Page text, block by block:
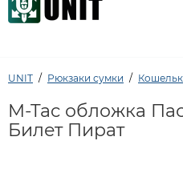
UNIT Рюкзаки сумки
M-Tac обложка
Билет Пират